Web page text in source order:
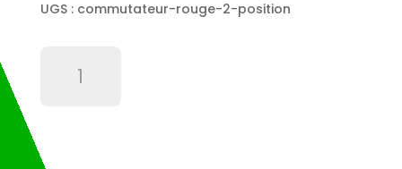
UGS : commutateur-rouge-2-position
position